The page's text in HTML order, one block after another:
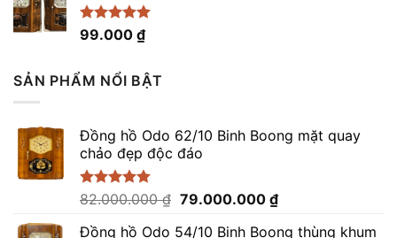
Được xếp
4.96
99.000 ₫
SẢN PHẨM NỔI BẬT
Đồng hồ Odo 62/10 Binh Boong mặt quay
chảo đẹp độc đáo
Được xếp
5 sao
82.000.000₫ Giá
79.000.000 ₫Giá
Đồng hồ Odo 54/10 Binh Boong thùng khum